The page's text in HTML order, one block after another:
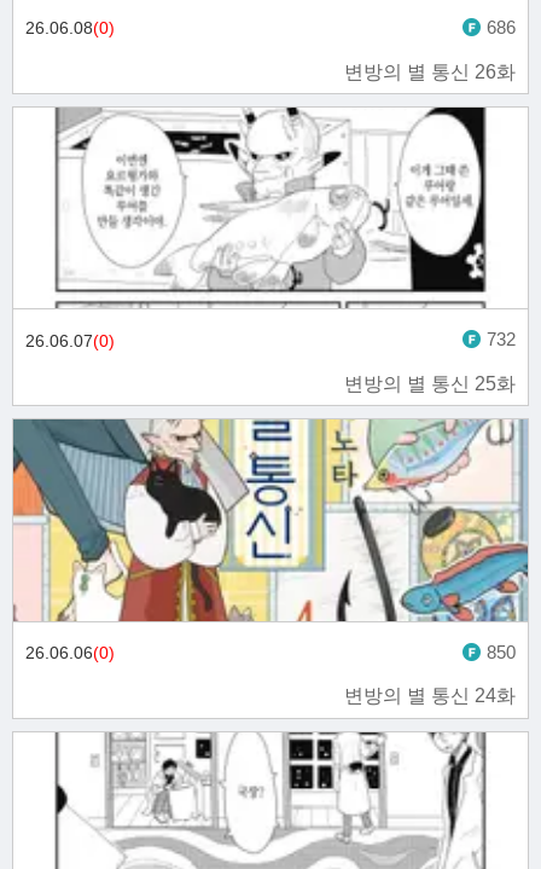
변방의 별 통신 26화
26.06.08(0) 686
변방의 별 통신 25화
26.06.07(0) 732
변방의 별 통신 24화
26.06.06(0) 850